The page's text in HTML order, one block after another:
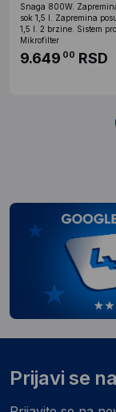
Snaga 800W.
sok 1,5 l. Zapremina
1,5 l. 2 brzine. Sistem
Mikrofilter
9.649 00 RSD
Prijavi se